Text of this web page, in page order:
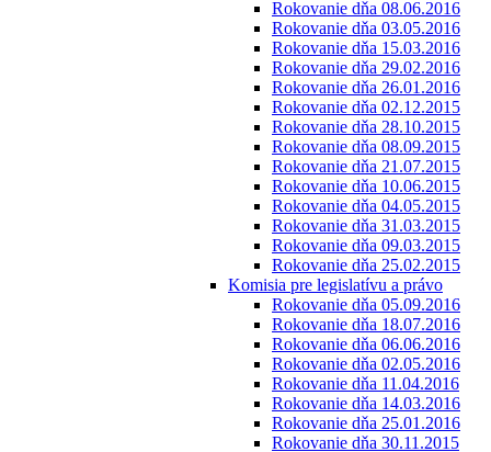
Rokovanie dňa 08.06.2016
Rokovanie dňa 03.05.2016
Rokovanie dňa 15.03.2016
Rokovanie dňa 29.02.2016
Rokovanie dňa 26.01.2016
Rokovanie dňa 02.12.2015
Rokovanie dňa 28.10.2015
Rokovanie dňa 08.09.2015
Rokovanie dňa 21.07.2015
Rokovanie dňa 10.06.2015
Rokovanie dňa 04.05.2015
Rokovanie dňa 31.03.2015
Rokovanie dňa 09.03.2015
Rokovanie dňa 25.02.2015
Komisia pre legislatívu a právo
Rokovanie dňa 05.09.2016
Rokovanie dňa 18.07.2016
Rokovanie dňa 06.06.2016
Rokovanie dňa 02.05.2016
Rokovanie dňa 11.04.2016
Rokovanie dňa 14.03.2016
Rokovanie dňa 25.01.2016
Rokovanie dňa 30.11.2015